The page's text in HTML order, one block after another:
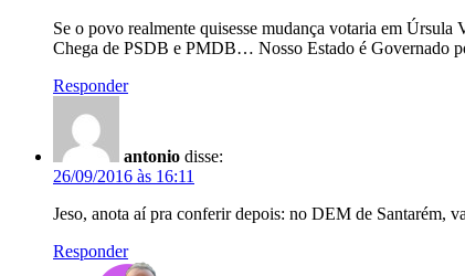
Se o povo realmente quisesse mudança votaria em Úrsula
Chega de PSDB e PMDB… Nosso Estado é Governado
Responder
antonio disse:
26/09/2016 às 16:11
Jeso, anota aí pra conferir depois: no DEM de Santarém,
Responder